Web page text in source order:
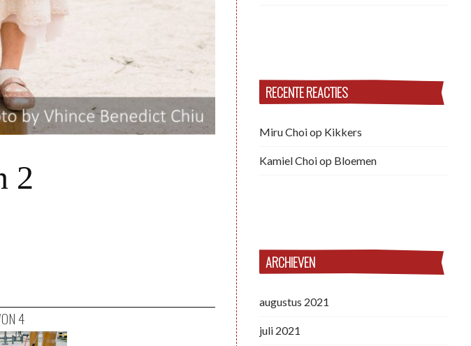
2
4
RECENTE REACTIES
Miru Choiop Kikkers
Kamiel Choiop Bloemen
ARCHIEVEN
augustus 2021
juli 2021